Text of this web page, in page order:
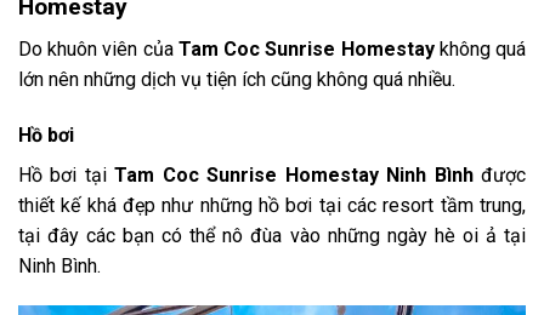
Homestay
Do khuôn viên của Tam Coc Sunrise Homestaykhông quá
lớn nên những dịch vụ tiện ích cũng không quá nhiều.
Hồ bơi
Hồ bơi tạiTam Coc Sunrise Homestay Ninh Bìnhđược
thiết kế khá đẹp như những hồ bơi tại các resort tầm trung,
tại đây các bạn có thể nô đùa vào những ngày hè oi ả tại
Ninh Bình.